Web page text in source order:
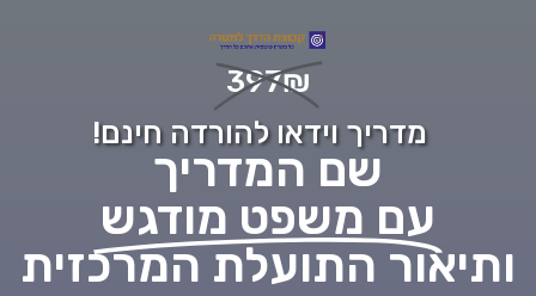
397₪
מדריך וידאו להורדה חינם!
שם המדריך
עם משפט מודגש
ותיאור התועלת המרכזית